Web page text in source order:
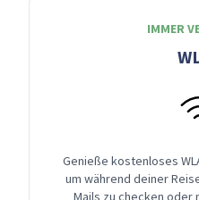
IMMER
Genieße kostenloses
um während deiner
Mails zu checken oder